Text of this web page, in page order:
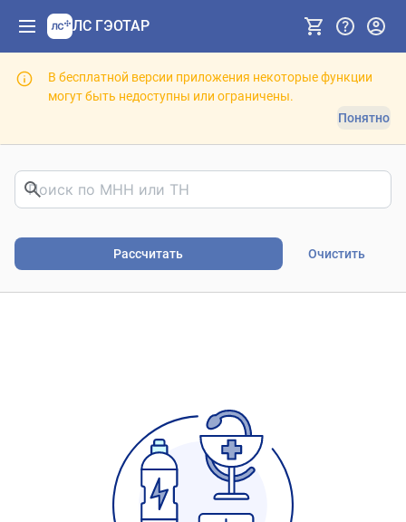
ЛС ГЭОТАР
В бесплатной версии приложения некоторые функции
могут быть недоступны или ограничены.
Понятно
Рассчитать Очистить
Риски фармакотерапии.